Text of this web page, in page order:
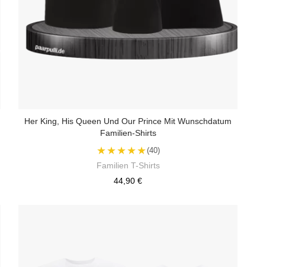
Her King, His Queen Und Our Prince Mit Wunschdatum
Familien-Shirts
★★★★★(40)
Familien T-Shirts
44,90 €